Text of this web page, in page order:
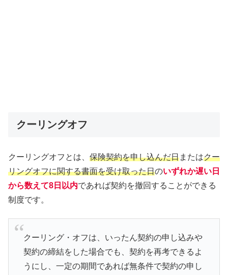
クーリングオフ
クーリングオフとは、 保険契約を申し込んだ日またはクー
リングオフに関する書面を受け取った日のいずれか遅い日
から数えて8日以内であれば契約を撤回することができる
制度です。
クーリング・オフは、いったん契約の申し込みや
契約の締結をした場合でも、契約を再考できるよ
うにし、一定の期間であれば無条件で契約の申し